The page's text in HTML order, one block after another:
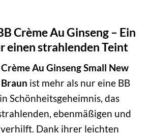
Crème Au Ginseng – Ein
einen strahlenden Teint
Au Ginseng Small New
ist mehr als nur eine BB
Schönheitsgeheimnis, das
ebenmäßigen und
Dank ihrer leichten